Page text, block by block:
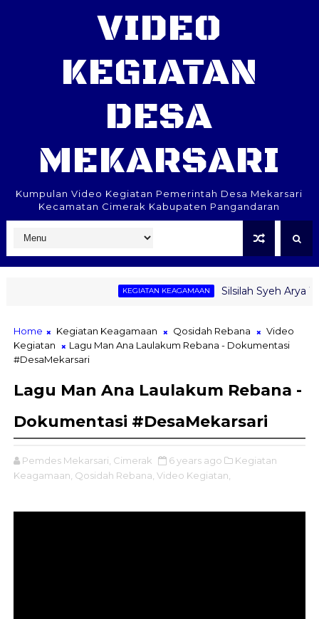
VIDEO
KEGIATAN
DESA
MEKARSARI
Kumpulan Video Kegiatan Pemerintah Desa Mekarsari
Kecamatan Cimerak Kabupaten Pangandaran
KEGIATAN KEAGAMAAN Silsilah Syeh Arya
Home Kegiatan Keagamaan Qosidah Rebana
Video
Kegiatan
Lagu Man Ana Laulakum Rebana - Dokumentasi
#DesaMekarsari
Lagu Man Ana Laulakum Rebana -
Dokumentasi #DesaMekarsari
Pemdes Mekarsari, Cimerak 6 years ago
Kegiatan
Keagamaan, Qosidah Rebana, Video Kegiatan,